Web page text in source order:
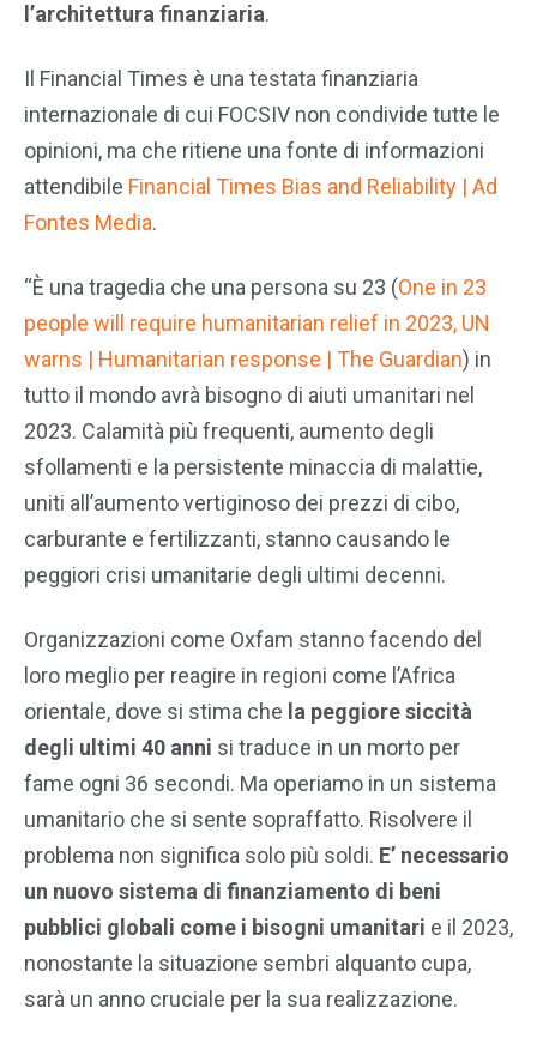
l’architettura finanziaria.
Il Financial Times è una testata finanziaria
internazionale di cui FOCSIV non condivide tutte le
opinioni, ma che ritiene una fonte di informazioni
attendibile Financial Times Bias and Reliability | Ad
Fontes Media.
“È una tragedia che una persona su 23 (One in 23
people will require humanitarian relief in 2023, UN
warns | Humanitarian response | The Guardian) in
tutto il mondo avrà bisogno di aiuti umanitari nel
2023. Calamità più frequenti, aumento degli
sfollamenti e la persistente minaccia di malattie,
uniti all’aumento vertiginoso dei prezzi di cibo,
carburante e fertilizzanti, stanno causando le
peggiori crisi umanitarie degli ultimi decenni.
Organizzazioni come Oxfam stanno facendo del
loro meglio per reagire in regioni come l’Africa
orientale, dove si stima che la peggiore siccità
degli ultimi 40 anni si traduce in un morto per
fame ogni 36 secondi. Ma operiamo in un sistema
umanitario che si sente sopraffatto. Risolvere il
problema non significa solo più soldi. E’ necessario
un nuovo sistema di finanziamento di beni
pubblici globali come i bisogni umanitari e il 2023,
nonostante la situazione sembri alquanto cupa,
sarà un anno cruciale per la sua realizzazione.